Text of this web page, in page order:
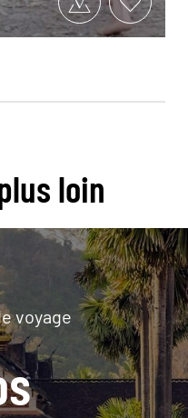
loin
voyage